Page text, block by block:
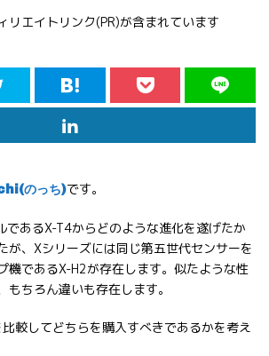
エイトリンク(PR)が含まれています
のっち)です。
であるX-T4からどのような進化を遂げたか
が、Xシリーズには同じ第五世代センサーを
機であるX-H2が存在します。似たような性
ちろん違いも存在します。
較してどちらを購入すべきであるかを考え